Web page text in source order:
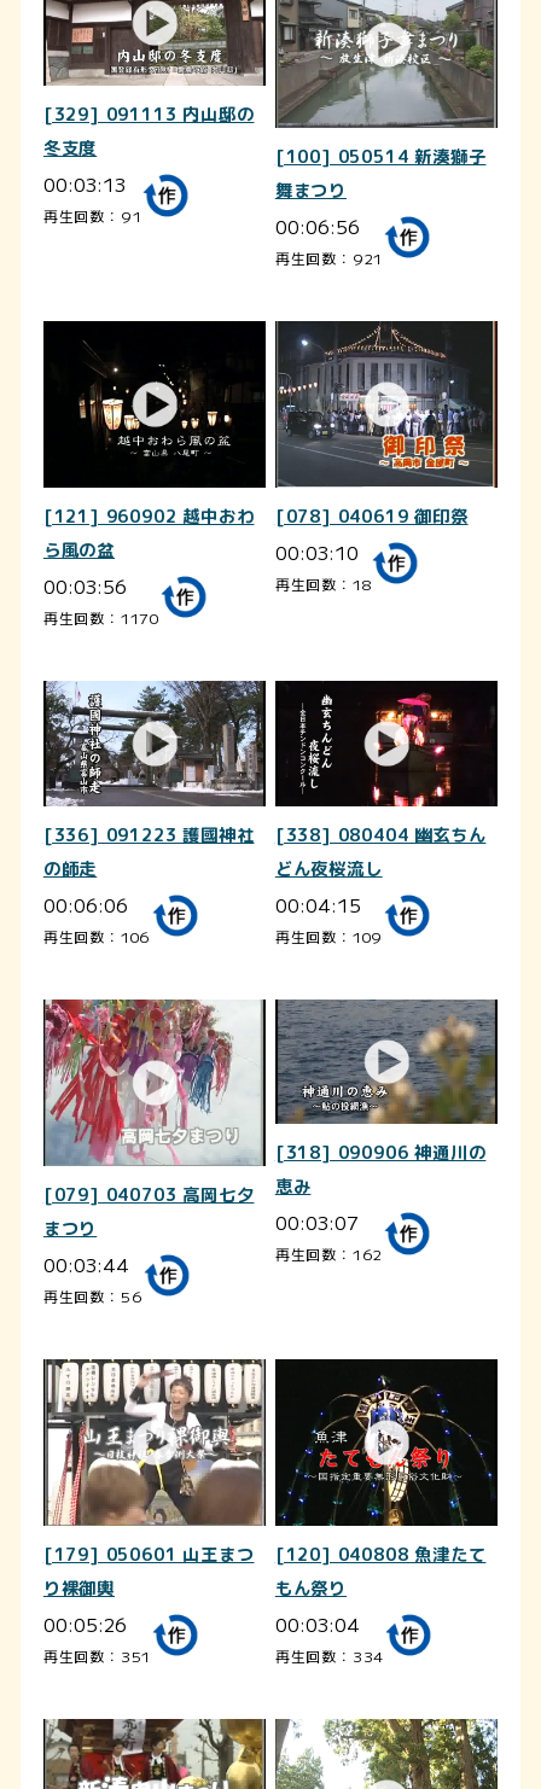
[329] 091113 内山邸の
冬支度
00:03:13
再生回数：91
[100] 050514 新湊獅子
舞まつり
00:06:56
再生回数：921
[121] 960902 越中おわ
ら風の盆
00:03:56
再生回数：1170
[078] 040619 御印祭
00:03:10
再生回数：18
[336] 091223 護國神社
の師走
00:06:06
再生回数：106
[338] 080404 幽玄ちん
どん夜桜流し
00:04:15
再生回数：109
[079] 040703 高岡七夕
まつり
00:03:44
再生回数：56
[318] 090906 神通川の
恵み
00:03:07
再生回数：162
[179] 050601 山王まつ
り裸御輿
00:05:26
再生回数：351
[120] 040808 魚津たて
もん祭り
00:03:04
再生回数：334